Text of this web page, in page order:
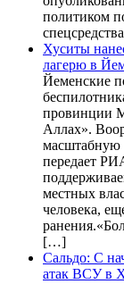
политиком
Хуситы
лагерю в
Йеменские
провинции
Аллах».
масштабную
передает
местных
человека,
[…]
Сальдо: С
атак ВСУ в